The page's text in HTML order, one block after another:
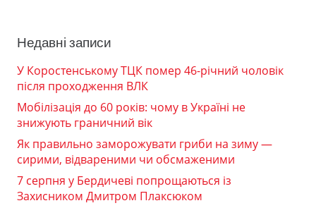
Недавні записи
У Коростенському ТЦК помер 46-річний чоловік
після проходження ВЛК
Мобілізація до 60 років: чому в Україні не
знижують граничний вік
Як правильно заморожувати гриби на зиму —
сирими, відвареними чи обсмаженими
7 серпня у Бердичеві попрощаються із
Захисником Дмитром Плаксюком